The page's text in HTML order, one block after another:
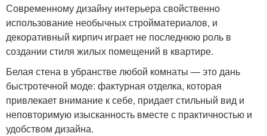
Современному дизайну интерьера свойственно
использование необычных стройматериалов, и
декоративный кирпич играет не последнюю роль в
создании стиля жилых помещений в квартире.
Белая стена в убранстве любой комнаты — это дань
быстротечной моде: фактурная отделка, которая
привлекает внимание к себе, придает стильный вид и
неповторимую изысканность вместе с практичностью и
удобством дизайна.